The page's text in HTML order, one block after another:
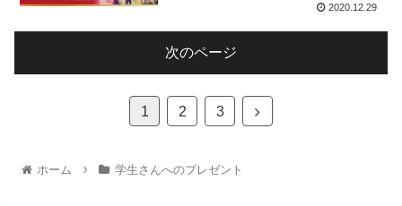
2020.12.29
次のページ
1 2 3
ホーム 学生さんへのプレゼント